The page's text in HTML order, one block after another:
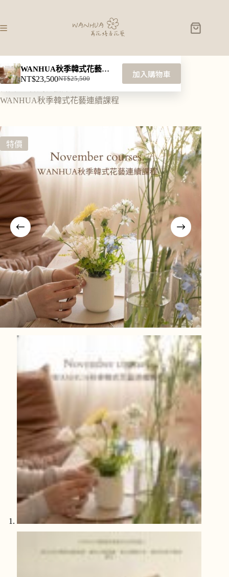
WANHUA秋季韓式花藝連續課程
NT$25,500
NT$23,500 加入購物車
WANHUA秋季韓式花藝連續課程
特價